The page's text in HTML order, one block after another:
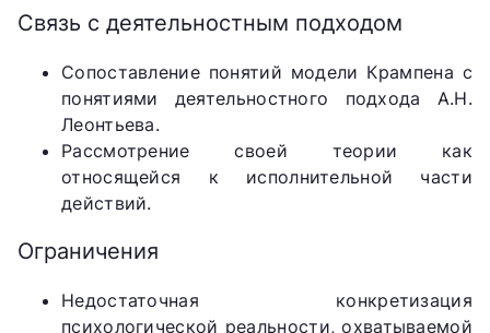
Связь с деятельностным подходом
Сопоставление понятий модели Крампена с
понятиями деятельностного подхода А.Н.
Леонтьева.
Рассмотрение своей теории как
относящейся к исполнительной части
действий.
Ограничения
Недостаточная конкретизация
психологической реальности, охватываемой